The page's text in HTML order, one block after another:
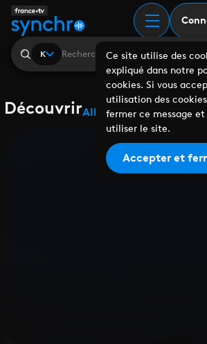
K
DécouvrirAlbumsPlaylists
Ce site utilise des
expliqué dans notre
cookies. Si vous
utilisation des
fermer ce message
utiliser le site.
Accepter et